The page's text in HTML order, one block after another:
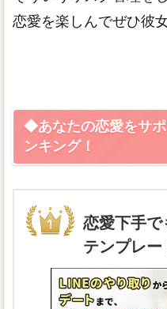
恋愛を楽しんでぜひ彼
◆あなたの恋愛をサ
ンキング！
恋愛下手で
テンプレー